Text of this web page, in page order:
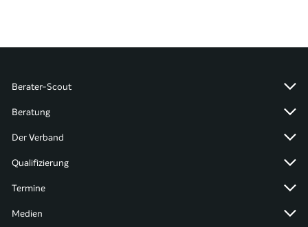
Berater-Scout
Beratung
Der Verband
Qualifizierung
Termine
Medien